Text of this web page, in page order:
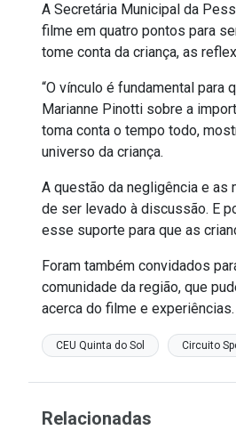
A Secretária Municipal da
filme em quatro pontos para
tome conta da criança, as
“O vínculo é fundamental para
Marianne Pinotti sobre a
toma conta o tempo todo,
universo da criança.
A questão da negligência e as
de ser levado à discussão. E
esse suporte para que as
Foram também convidados
comunidade da região, que
acerca do filme e experiências.
CEU Quinta do Sol Circuito
Relacionadas